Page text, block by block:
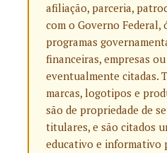
afiliação, parceria,
com o Governo Federal,
programas
financeiras, empresas
eventualmente citadas.
marcas, logotipos e
são de propriedade de
titulares, e são citados
educativo e informativo